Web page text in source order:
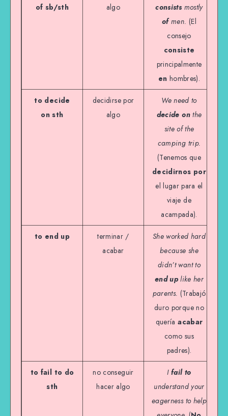
of sb/sth
algo
consistsmostly
ofmen. (El
consejo
consiste
principalmente
en hombres).
to decide
on sth
decidirse por
algo
We need to
decide onthe
site of the
camping trip.
(Tenemos que
decidirnos por
el lugar para el
viaje de
acampada).
to end up
terminar /
acabar
She worked hard
because she
didn’t want to
end uplike her
parents. (Trabajó
duro porque no
queríaacabar
como sus
padres).
to fail to do
sth
no conseguir
hacer algo
Ifail to
understand your
eagerness to help